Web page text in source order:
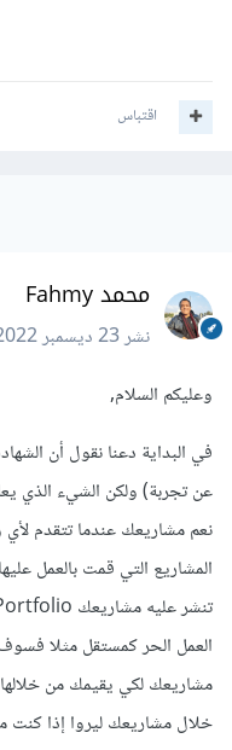
اقتباس
محمد Fahmy
نشر23 ديسمبر 2022
وعليكم السلام,
في البداية دعنا نقول أن
عن تجربة) ولكن الشيء الذي
نعم مشاريعك عندما تتقدم
المشاريع التي قمت بالعمل
العمل الحر كمستقل مثلا
مشاريعك لكي يقيمك من
خلال مشاريعك ليروا إذا كنت